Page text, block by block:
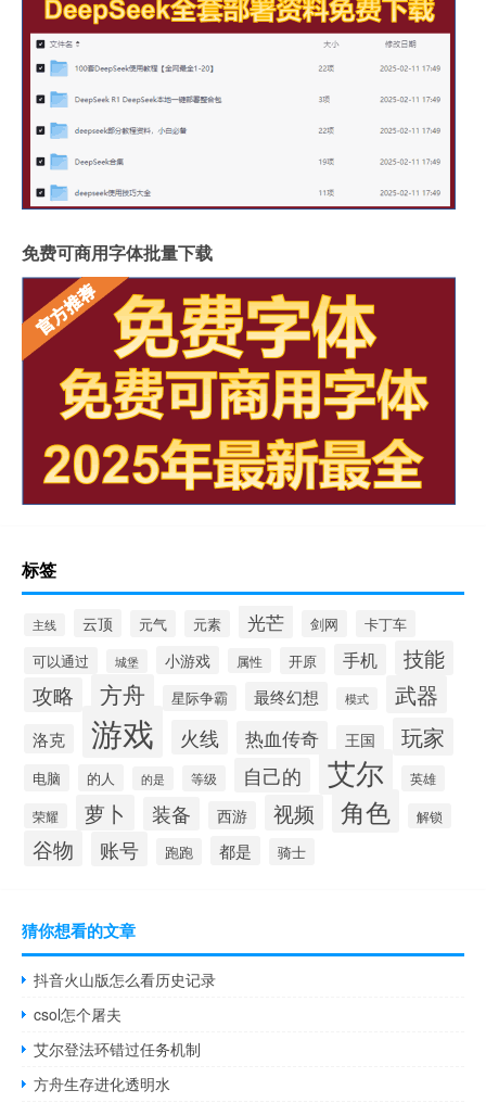
免费可商用字体批量下载
标签
主线 云顶 元气 元素 光芒 剑网
卡丁车
可以通过
城堡 小游戏 属性 开原 手机
技能
攻略
方舟 星际争霸 最终幻想 模式 武器
洛克 游戏 火线 热血传奇 王国 玩家
电脑 的人 的是 等级 自己的 艾尔 英雄
荣耀 萝卜 装备 西游 视频 角色 解锁
谷物 账号 跑跑 都是 骑士
猜你想看的文章
抖音火山版怎么看历史记录
csol怎个屠夫
艾尔登法环错过任务机制
方舟生存进化透明水